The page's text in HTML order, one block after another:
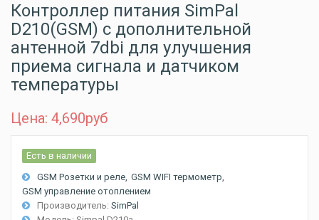
Контроллер питания SimPal
D210(GSM) с дополнительной
антенной 7dbi для улучшения
приема сигнала и датчиком
температуры
Цена: 4,690руб
Есть в наличии
GSM Розетки и реле GSM WIFI термометр
GSM управление отоплением
Производитель: SimPal